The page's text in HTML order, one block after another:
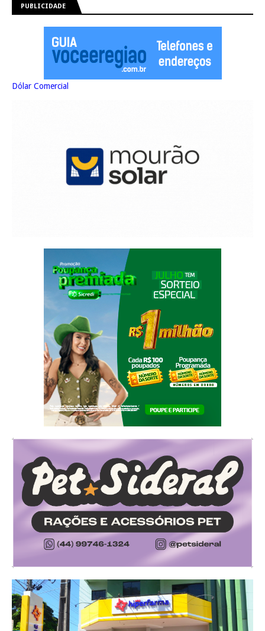
PUBLICIDADE
Dólar Comercial